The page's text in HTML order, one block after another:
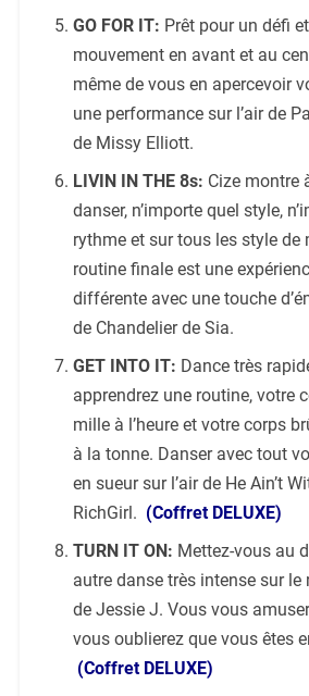
GO FOR IT: Prêt pour un défi
mouvement en avant et au
même de vous en apercevoir
une performance sur l’air de
de Missy Elliott.
LIVIN IN THE 8s: Cize montre
danser, n’importe quel style,
rythme et sur tous les style de
routine finale est une
différente avec une touche
de Chandelier de Sia.
GET INTO IT: Dance très
apprendrez une routine, votre
mille à l’heure et votre corps
à la tonne. Danser avec tout
en sueur sur l’air de He Ain’t
RichGirl. (Coffret DELUXE)
TURN IT ON: Mettez-vous au
autre danse très intense sur le
de Jessie J. Vous vous
vous oublierez que vous êtes
(Coffret DELUXE)